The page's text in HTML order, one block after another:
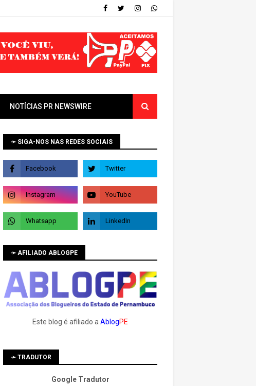
NOTÍCIAS PR NEWSWIRE
➛ SIGA-NOS NAS REDES SOCIAIS
➛ AFILIADO ABLOGPE
Este blog é afiliado a AblogPE
➛ TRADUTOR
Google Tradutor